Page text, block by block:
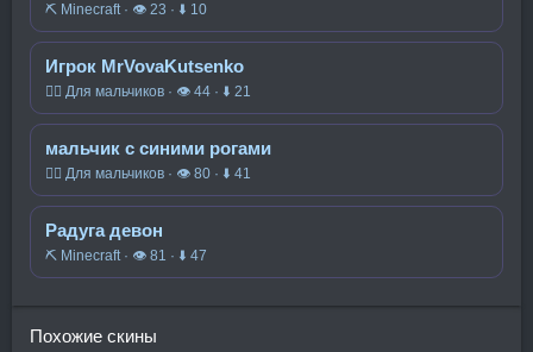
⛏️ Minecraft · 👁 23 · ⬇ 10
Игрок MrVovaKutsenko
🧍‍♂️ Для мальчиков · 👁 44 · ⬇ 21
мальчик с синими рогами
🧍‍♂️ Для мальчиков · 👁 80 · ⬇ 41
Радуга девон
⛏️ Minecraft · 👁 81 · ⬇ 47
Похожие скины